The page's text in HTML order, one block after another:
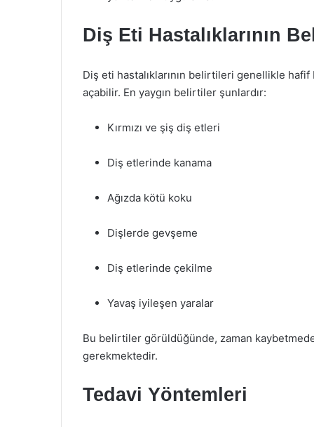
Diş Eti Hastalıklarının
Diş eti hastalıklarının belirtileri genellikle
açabilir. En yaygın belirtiler şunlardır:
Kırmızı ve şiş diş etleri
Diş etlerinde kanama
Ağızda kötü koku
Dişlerde gevşeme
Diş etlerinde çekilme
Yavaş iyileşen yaralar
Bu belirtiler görüldüğünde, zaman
gerekmektedir.
Tedavi Yöntemleri